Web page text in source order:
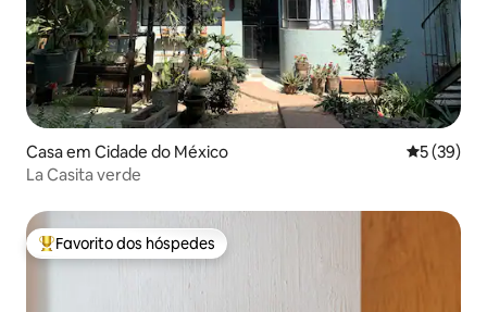
Casa em Cidade do México
5 (39)
La Casita verde
Favoritos dos hóspedes mais apreciados
Favorito dos hóspedes